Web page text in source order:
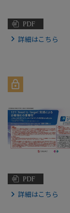
PDF
詳細はこちら
PDF
詳細はこちら